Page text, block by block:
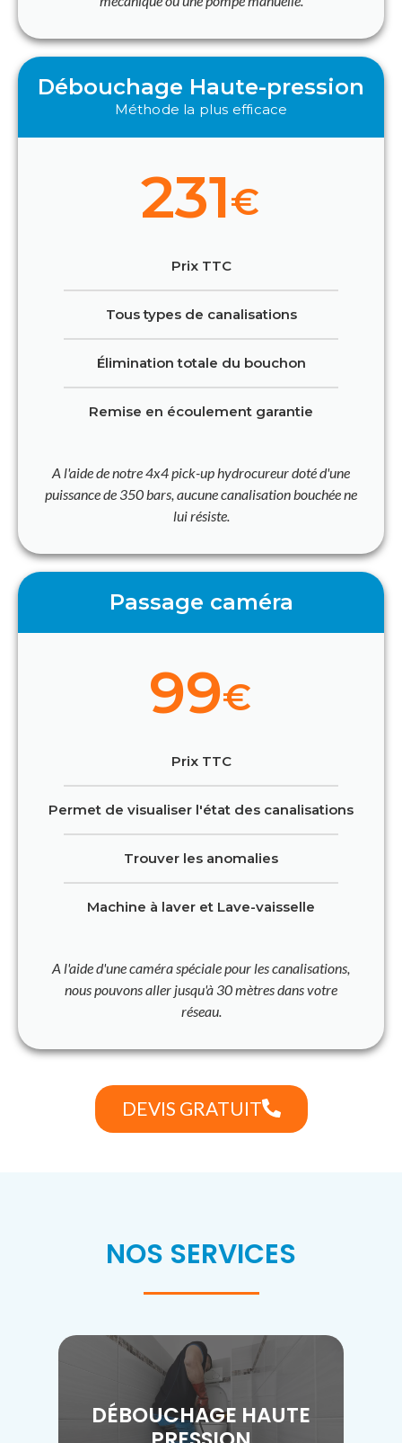
Débouchage Haute-pression
Méthode la plus efficace
231€
Prix TTC
Tous types de canalisations
Élimination totale du bouchon
Remise en écoulement garantie
A l'aide de notre 4x4 pick-up hydrocureur doté d'une
puissance de 350 bars, aucune canalisation bouchée ne
lui résiste.
Passage caméra
99€
Prix TTC
Permet de visualiser l'état des canalisations
Trouver les anomalies
Machine à laver et Lave-vaisselle
A l'aide d'une caméra spéciale pour les canalisations,
nous pouvons aller jusqu'à 30 mètres dans votre
réseau.
DEVIS GRATUIT
NOS SERVICES
DÉBOUCHAGE HAUTE